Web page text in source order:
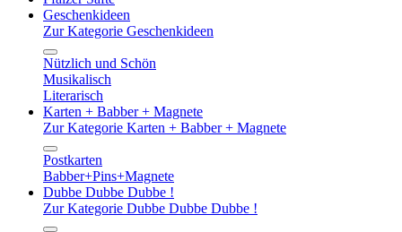
Geschenkideen
Zur Kategorie Geschenkideen
Nützlich und Schön
Musikalisch
Literarisch
Karten + Babber + Magnete
Zur Kategorie Karten + Babber + Magnete
Postkarten
Babber+Pins+Magnete
Dubbe Dubbe Dubbe !
Zur Kategorie Dubbe Dubbe Dubbe !